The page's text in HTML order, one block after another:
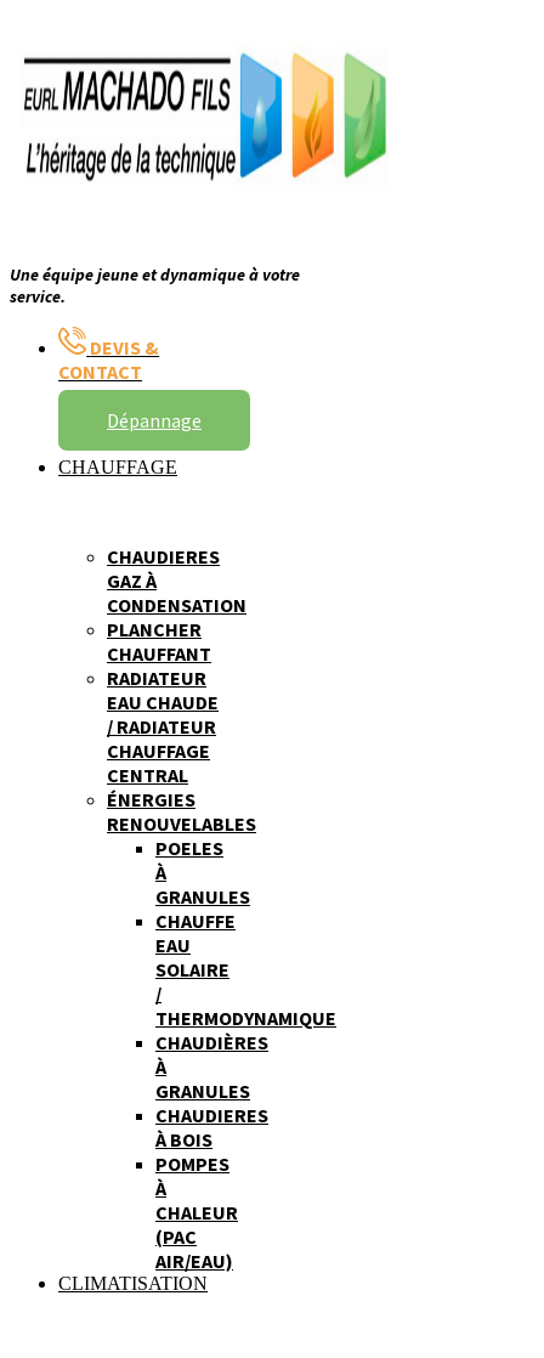
Une équipe jeune et dynamique à votre
service.
DEVIS &
CONTACT
Dépannage
CHAUFFAGE
CHAUDIERES
GAZ À
CONDENSATION
PLANCHER
CHAUFFANT
RADIATEUR
EAU CHAUDE
/ RADIATEUR
CHAUFFAGE
CENTRAL
ÉNERGIES
RENOUVELABLES
POELES
À
GRANULES
CHAUFFE
EAU
SOLAIRE
/
THERMODYNAMIQUE
CHAUDIÈRES
À
GRANULES
CHAUDIERES
À BOIS
POMPES
À
CHALEUR
(PAC
AIR/EAU)
CLIMATISATION